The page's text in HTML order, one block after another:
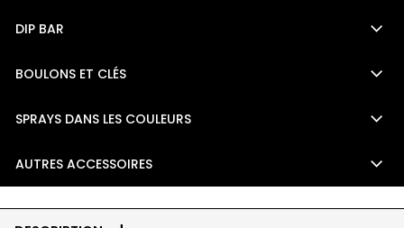
DIP BAR keyboard_arrow_down
BOULONS ET CLÉS keyboard_arrow_down
SPRAYS DANS LES COULEURS keyboard_arrow_down
AUTRES ACCESSOIRES keyboard_arrow_down